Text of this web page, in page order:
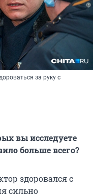
за руку с
вы исследуете
больше всего?
здоровался с
сильно